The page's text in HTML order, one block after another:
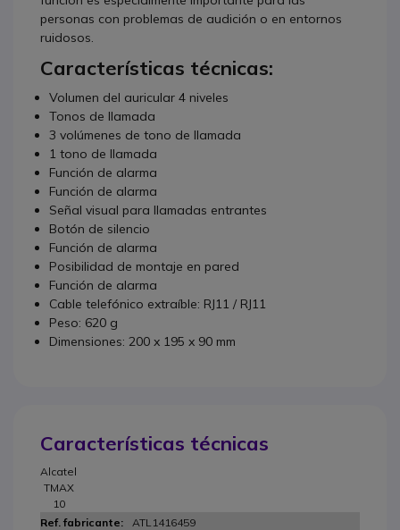
personas con problemas de audición o en entornos
ruidosos.
Características técnicas:
Volumen del auricular 4 niveles
Tonos de llamada
3 volúmenes de tono de llamada
1 tono de llamada
Función de alarma
Función de alarma
Señal visual para llamadas entrantes
Botón de silencio
Función de alarma
Posibilidad de montaje en pared
Función de alarma
Cable telefónico extraíble: RJ11 / RJ11
Peso: 620 g
Dimensiones: 200 x 195 x 90 mm
Características técnicas
Alcatel
TMAX
10
ATL1416459